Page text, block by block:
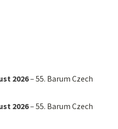
2026–55. Barum Czech
2026–55. Barum Czech